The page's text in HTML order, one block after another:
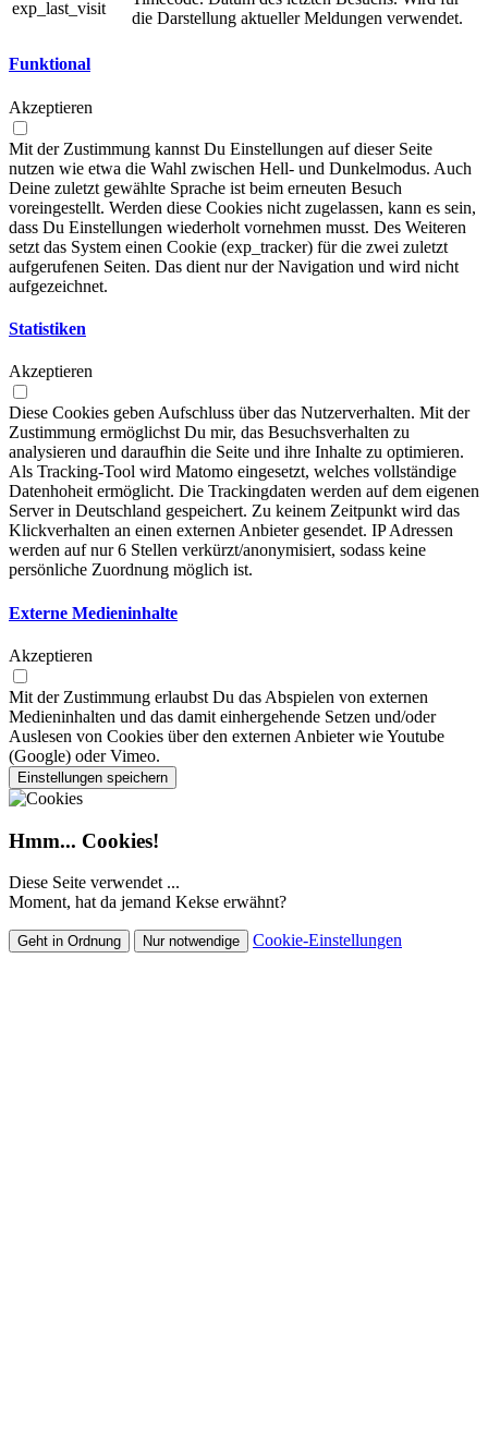
exp_last_visit
die Darstellung aktueller Meldungen verwendet.
Funktional
Akzeptieren
Mit der Zustimmung kannst Du Einstellungen auf dieser Seite
nutzen wie etwa die Wahl zwischen Hell- und Dunkelmodus. Auch
Deine zuletzt gewählte Sprache ist beim erneuten Besuch
voreingestellt. Werden diese Cookies nicht zugelassen, kann es sein,
dass Du Einstellungen wiederholt vornehmen musst. Des Weiteren
setzt das System einen Cookie (exp_tracker) für die zwei zuletzt
aufgerufenen Seiten. Das dient nur der Navigation und wird nicht
aufgezeichnet.
Statistiken
Akzeptieren
Diese Cookies geben Aufschluss über das Nutzerverhalten. Mit der
Zustimmung ermöglichst Du mir, das Besuchsverhalten zu
analysieren und daraufhin die Seite und ihre Inhalte zu optimieren.
Als Tracking-Tool wird Matomo eingesetzt, welches vollständige
Datenhoheit ermöglicht. Die Trackingdaten werden auf dem eigenen
Server in Deutschland gespeichert. Zu keinem Zeitpunkt wird das
Klickverhalten an einen externen Anbieter gesendet. IP Adressen
werden auf nur 6 Stellen verkürzt/anonymisiert, sodass keine
persönliche Zuordnung möglich ist.
Externe Medieninhalte
Akzeptieren
Mit der Zustimmung erlaubst Du das Abspielen von externen
Medieninhalten und das damit einhergehende Setzen und/oder
Auslesen von Cookies über den externen Anbieter wie Youtube
(Google) oder Vimeo.
Einstellungen speichern
Hmm... Cookies!
Diese Seite verwendet ...
Moment, hat da jemand Kekse erwähnt?
Geht in Ordnung Nur notwendige Cookie-Einstellungen